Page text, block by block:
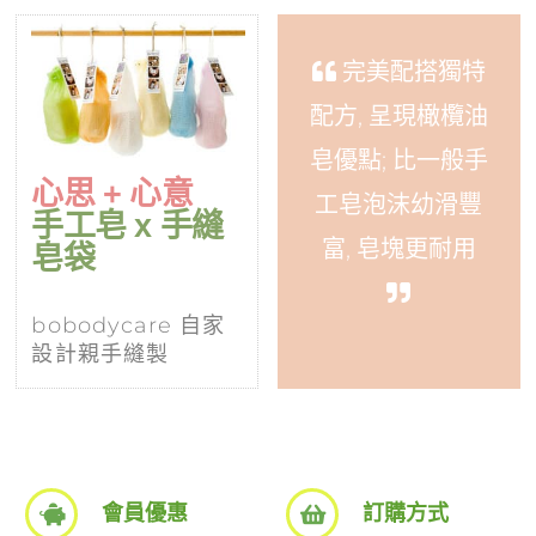
心思 + 心意
手工皂 x 手縫
皂袋
bobodycare 自家
設計親手縫製
完美配搭獨特
配方, 呈現橄欖油
皂優點; 比一般手
工皂泡沫幼滑豐
富, 皂塊更耐用
會員優惠 訂購方式